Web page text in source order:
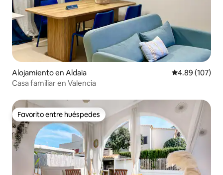
Alojamiento en Aldaia Calificación
4.89 (107)
Casa familiar en Valencia
Favorito entre huéspedes
Favorito entre huéspedes